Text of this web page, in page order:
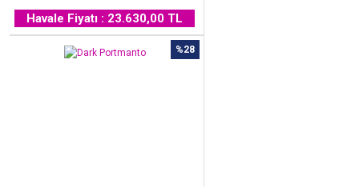
Havale Fiyatı : 23.630,00 TL
%28